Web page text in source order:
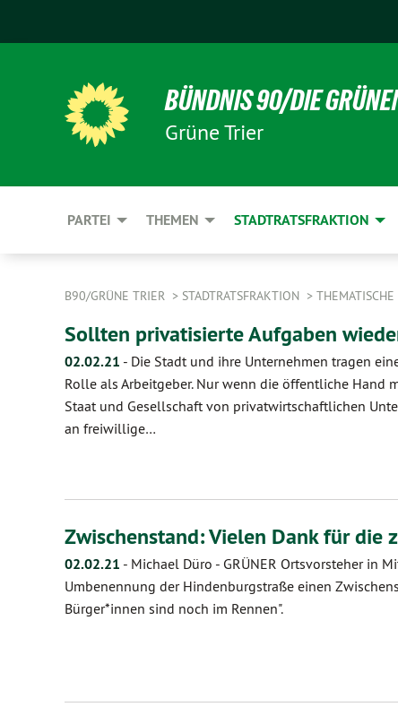
BÜNDNIS 90/DIE
Grüne Trier
PARTEI THEMEN STADTRATSFRAKTION
B90/GRÜNE TRIER STADTRATSFRAKTION
Sollten privatisierte Aufgaben
02.02.21 - Die Stadt und ihre Unternehmen tragen
Rolle als Arbeitgeber. Nur wenn die öffentliche Hand
Staat und Gesellschaft von privatwirtschaftlichen
an freiwillige…
Zwischenstand: Vielen Dank für die
02.02.21 - Michael Düro - GRÜNER Ortsvorsteher in
Umbenennung der Hindenburgstraße einen
Bürger*innen sind noch im Rennen".